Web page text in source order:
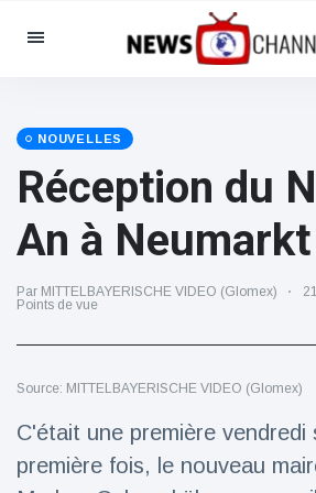
Catégories
Social et amusant
Cinéma et télévision
(81)
Célébrités
(13938)
Mode et beauté
(122)
Jeux
(160)
Mode de vie et divertissement
NOUVELLES
Réception du
An à Neumarkt
Par MITTELBAYERISCHE VIDEO (Glomex)
Points de vue
Source: MITTELBAYERISCHE VIDEO (Glomex)
C'était une première vendredi
première fois, le nouveau